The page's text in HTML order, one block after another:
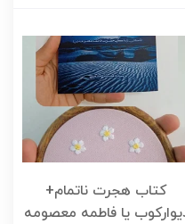
کتاب هجرت ناتمام+
یا فاطمه معصومه